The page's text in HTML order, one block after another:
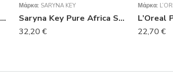
L’Oreal Professionnel Serie Expert Absolut Repair Masque 500ml
Μάρκα: SARYNA KEY
Saryna Key Pure Africa Shea Damage Repair Light Cream 300ml
32,20 €
Μάρκα:
22,70 €